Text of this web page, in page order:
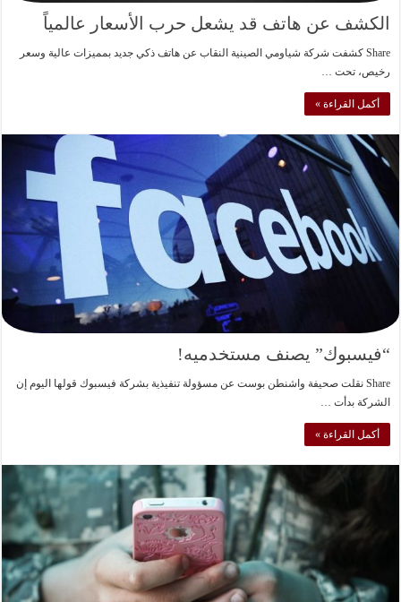
الكشف عن هاتف قد يشعل حرب الأسعار عالمياً
Share كشفت شركة شياومي الصينية النقاب عن هاتف ذكي جديد بمميزات عالية وسعر
رخيص، تحت …
أكمل القراءة »
“فيسبوك” يصنف مستخدميه!
Share نقلت صحيفة واشنطن بوست عن مسؤولة تنفيذية بشركة فيسبوك قولها اليوم إن
الشركة بدأت …
أكمل القراءة »